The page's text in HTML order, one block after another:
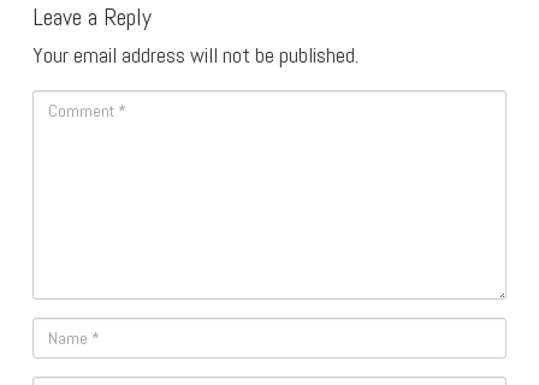
Leave a Reply
Your email address will not be published.